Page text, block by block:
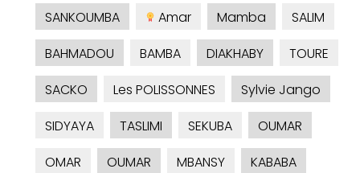
SANKOUMBA
Amar Mamba
SALIM
BAHMADOU
BAMBA DIAKHABY
TOURE
SACKO
Les POLISSONNES
Sylvie Jango
SIDYAYA
TASLIMI SEKUBA
OUMAR
OMAR
OUMAR MBANSY
KABABA